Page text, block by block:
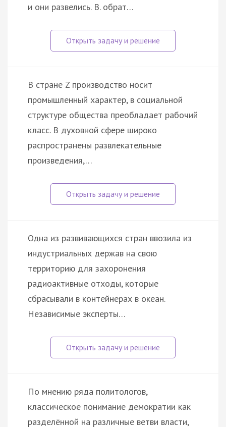
и они развелись. В. обрат…
В стране Z производство носит
промышленный характер, в социальной
структуре общества преобладает рабочий
класс. В духовной сфере широко
распространены развлекательные
произведения,…
Одна из развивающихся стран ввозила из
индустриальных держав на свою
территорию для захоронения
радиоактивные отходы, которые
сбрасывали в контейнерах в океан.
Независимые эксперты…
По мнению ряда политологов,
классическое понимание демократии как
разделённой на различные ветви власти,